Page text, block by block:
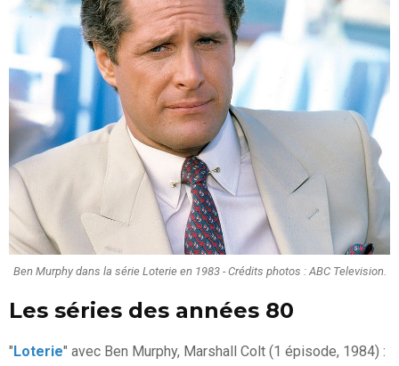
Ben Murphy dans la série Loterie en 1983 - Crédits photos : ABC Television.
Les séries des années 80
" Loterie" avec Ben Murphy, Marshall Colt (1 épisode, 1984) :